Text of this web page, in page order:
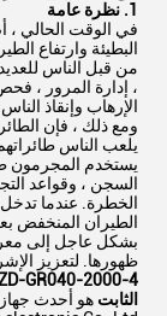
1. نظرة عامة
في الوقت الحالي ،
البطيئة وارتفاع
من قبل الناس
، إدارة المرور ،
الإرهاب وإنقاذ
ومع ذلك ، فإن
يلعب الناس
يستخدم المجرمون
السجن ، وقواعد
الخطرة. عندما تدخل
الطيران المنخفض
بشكل عاجل إلى
ظهورها. لتعزيز
الثابت